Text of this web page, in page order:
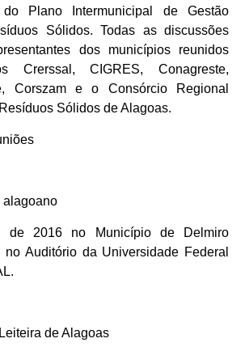
Plano Intermunicipal de Gestão
Sólidos. Todas as discussões
dos municípios reunidos
Crerssal, CIGRES, Conagreste,
Corszam e o Consórcio Regional
Sólidos de Alagoas.
alagoano
2016 no Município de Delmiro
Auditório da Universidade Federal
de Alagoas